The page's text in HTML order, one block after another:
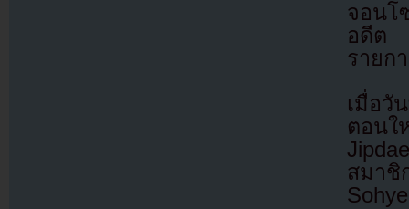
จอนโ
อดีต
รายก
เมื่อวั
ตอน
สมาชิ